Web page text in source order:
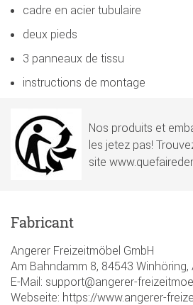
cadre en acier tubulaire
deux pieds
3 panneaux de tissu
instructions de montage
Nos produits et
les jetez pas!
site
Fabricant
Angerer Freizeitmöbel GmbH
Am Bahndamm 8, 84543 Winhöring,
E-Mail: support@angerer-
Webseite: https://www.angerer-